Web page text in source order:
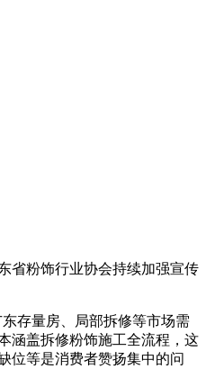
省粉饰行业协会持续加强宣传
存量房、局部拆修等市场需
涵盖拆修粉饰施工全流程，这
位等是消费者赞扬集中的问